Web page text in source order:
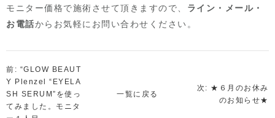
モニター価格で施術させて頂きますので、 ライン・メール・
お電話からお気軽にお問い合わせください。
前: “GLOW BEAUT
Y Plenzel “EYELA
SH SERUM”を使っ
てみました。モニタ
一覧に戻る
次: ★６月のお休み
のお知らせ★